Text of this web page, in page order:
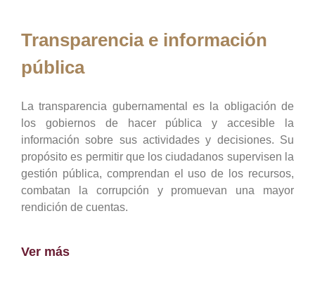
Transparencia e información
pública
La transparencia gubernamental es la obligación de
los gobiernos de hacer pública y accesible la
información sobre sus actividades y decisiones. Su
propósito es permitir que los ciudadanos supervisen la
gestión pública, comprendan el uso de los recursos,
combatan la corrupción y promuevan una mayor
rendición de cuentas.
Ver más